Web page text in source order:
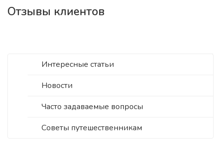
Интересные статьи
Новости
Часто задаваемые вопросы
Советы путешественникам
Отзывы клиентов